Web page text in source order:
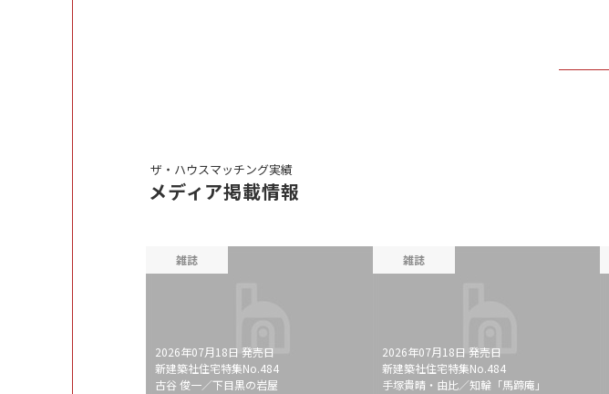
ザ・ハウスマッチング実績
メディア掲載情報
雑誌
2026年07月18日 発売日
新建築社住宅特集No.484
古谷 俊一／下目黒の岩屋
雑誌
2026年07月18日 発売日
新建築社住宅特集No.484
手塚貴晴・由比／知輪「馬蹄庵」